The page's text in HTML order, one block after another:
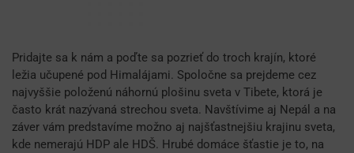
Pridajte sa k nám a poďte sa pozrieť do troch krajín, ktoré
ležia učupené pod Himalájami. Spoločne sa prejdeme cez
najvyššie položenú náhornú plošinu sveta v Tibete, ktorá je
často krát nazývaná strechou sveta. Navštívime aj Nepál a na
záver vám predstavíme možno aj najšťastnejšiu krajinu sveta,
kde nemerajú HDP ale HDŠ. Hrubé domáce šťastie je to, na